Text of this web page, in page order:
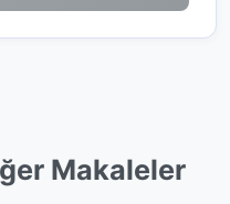
Makaleler